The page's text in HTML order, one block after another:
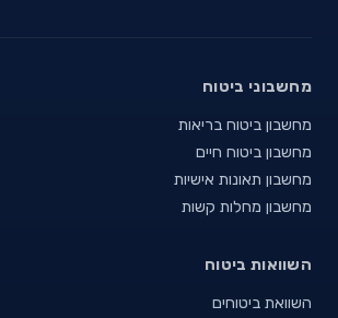
מחשבוני ביטוח
מחשבון ביטוח בריאות
מחשבון ביטוח חיים
מחשבון תאונות אישיות
מחשבון מחלות קשות
השוואות ביטוח
השוואת ביטוחים